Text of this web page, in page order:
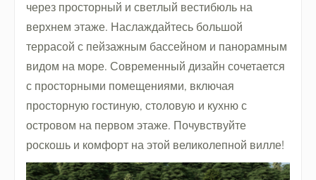
через просторный и светлый вестибюль на
верхнем этаже. Наслаждайтесь большой
террасой с пейзажным бассейном и панорамным
видом на море. Современный дизайн сочетается
с просторными помещениями, включая
просторную гостиную, столовую и кухню с
островом на первом этаже. Почувствуйте
роскошь и комфорт на этой великолепной вилле!